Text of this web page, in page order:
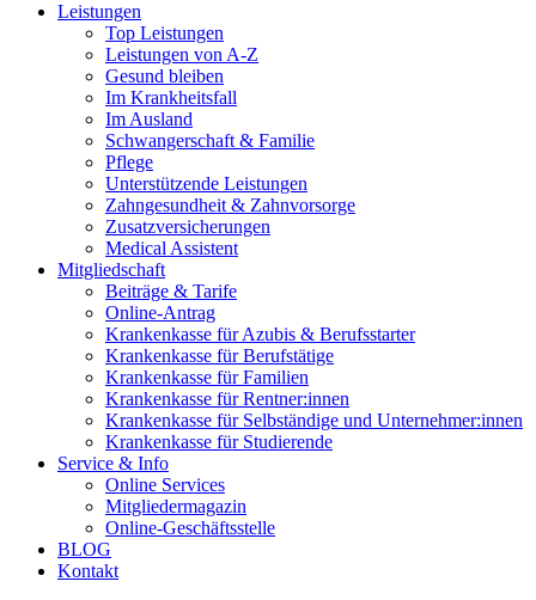
Leistungen
Top Leistungen
Leistungen von A-Z
Gesund bleiben
Im Krankheitsfall
Im Ausland
Schwangerschaft & Familie
Pflege
Unterstützende Leistungen
Zahngesundheit & Zahnvorsorge
Zusatzversicherungen
Medical Assistent
Mitgliedschaft
Beiträge & Tarife
Online-Antrag
Krankenkasse für Azubis & Berufsstarter
Krankenkasse für Berufstätige
Krankenkasse für Familien
Krankenkasse für Rentner:innen
Krankenkasse für Selbständige und Unternehmer:innen
Krankenkasse für Studierende
Service & Info
Online Services
Mitgliedermagazin
Online-Geschäftsstelle
BLOG
Kontakt